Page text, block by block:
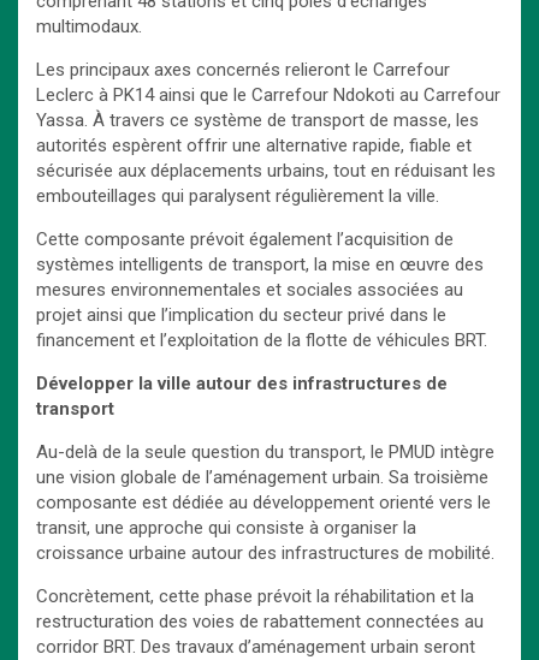
multimodaux.
Les principaux axes concernés relieront le Carrefour
Leclerc à PK14 ainsi que le Carrefour Ndokoti au Carrefour
Yassa. À travers ce système de transport de masse, les
autorités espèrent offrir une alternative rapide, fiable et
sécurisée aux déplacements urbains, tout en réduisant les
embouteillages qui paralysent régulièrement la ville.
Cette composante prévoit également l’acquisition de
systèmes intelligents de transport, la mise en œuvre des
mesures environnementales et sociales associées au
projet ainsi que l’implication du secteur privé dans le
financement et l’exploitation de la flotte de véhicules BRT.
Développer la ville autour des infrastructures de
transport
Au-delà de la seule question du transport, le PMUD intègre
une vision globale de l’aménagement urbain. Sa troisième
composante est dédiée au développement orienté vers le
transit, une approche qui consiste à organiser la
croissance urbaine autour des infrastructures de mobilité.
Concrètement, cette phase prévoit la réhabilitation et la
restructuration des voies de rabattement connectées au
corridor BRT. Des travaux d’aménagement urbain seront